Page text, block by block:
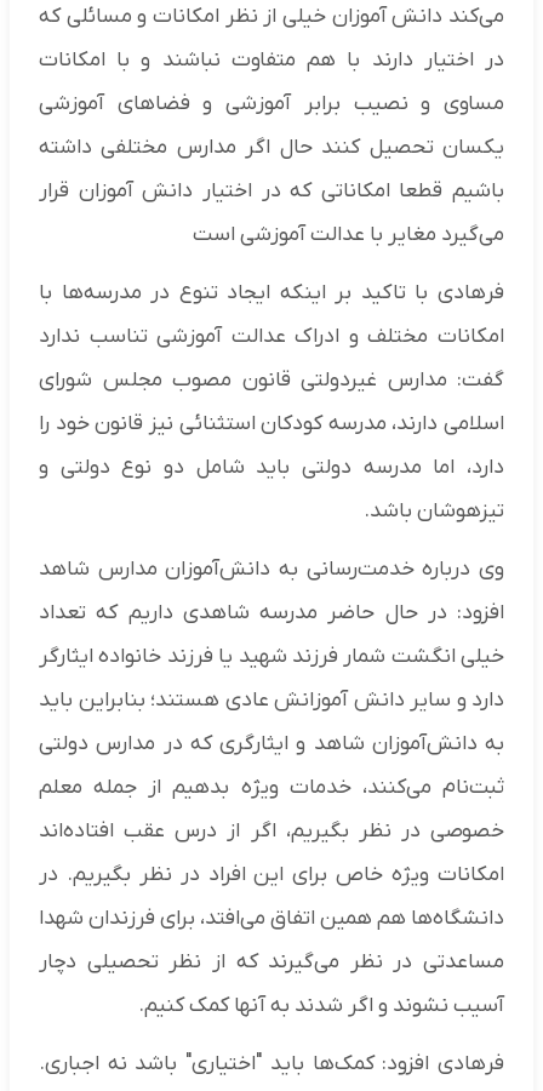
می‌کند دانش آموزان خیلی از نظر امکانات و مسائلی که
در اختیار دارند با هم متفاوت نباشند و با امکانات
مساوی و نصیب برابر آموزشی و فضا‌های آموزشی
یکسان تحصیل کنند حال اگر مدارس مختلفی داشته
باشیم قطعا امکاناتی که در اختیار دانش آموزان قرار
می‌گیرد مغایر با عدالت آموزشی است
فرهادی با تاکید بر اینکه ایجاد تنوع در مدرسه‌ها با
امکانات مختلف و ادراک عدالت آموزشی تناسب ندارد
گفت: مدارس غیردولتی قانون مصوب مجلس شورای
اسلامی دارند، مدرسه کودکان استثنائی نیز قانون خود را
دارد، اما مدرسه دولتی باید شامل دو نوع دولتی و
تیزهوشان باشد.
وی درباره خدمت‌رسانی به دانش‌آموزان مدارس شاهد
افزود: در حال حاضر مدرسه شاهدی داریم که تعداد
خیلی انگشت شمار فرزند شهید یا فرزند خانواده ایثارگر
دارد و سایر دانش آموزانش عادی هستند؛ بنابراین باید
به دانش‌آموزان شاهد و ایثارگری که در مدارس دولتی
ثبت‌نام می‌کنند، خدمات ویژه بدهیم از جمله معلم
خصوصی در نظر بگیریم، اگر از درس عقب افتاده‌اند
امکانات ویژه خاص برای این افراد در نظر بگیریم. در
دانشگاه‌ها هم همین اتفاق می‌افتد، برای فرزندان شهدا
مساعدتی در نظر می‌گیرند که از نظر تحصیلی دچار
آسیب نشوند و اگر شدند به آنها کمک کنیم.
فرهادی افزود: کمک‌ها باید "اختیاری" باشد نه اجباری.